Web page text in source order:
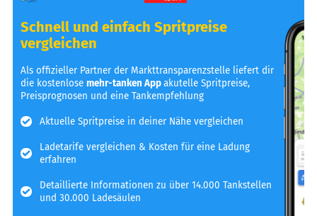
Schnell und einfach Spritpreise
vergleichen
Als offizieller Partner der Markttransparenzstelle liefert dir
die kostenlosemehr-tanken Appakutelle Spritpreise,
Preisprognosen und eine Tankempfehlung
Aktuelle Spritpreise in deiner Nähe vergleichen
Ladetarife vergleichen & Kosten für eine Ladung
erfahren
Detaillierte Informationen zu über 14.000 Tankstellen
und 30.000 Ladesäulen